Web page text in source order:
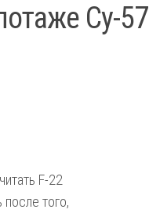
Су-57
F-22
того,